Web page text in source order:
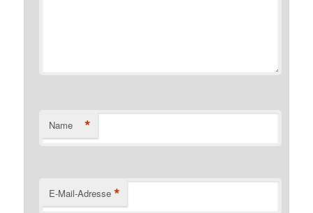
Name *
E-Mail-Adresse *